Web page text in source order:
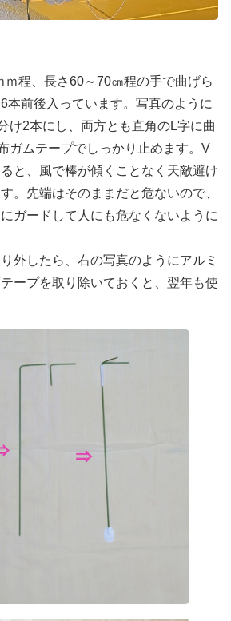
ｍ程、長さ60～70㎝程の手で曲げら
本前後入っています。写真のように
け2本にし、両方とも直角のL字に曲
ガムテープでしっかり止めます。V
と、風で棒が傾くことなく天敵避け
。先端はそのままだと危ないので、
ガードして人にも危なくないように
外したら、右の写真のようにアルミ
ープを取り除いておくと、翌年も使